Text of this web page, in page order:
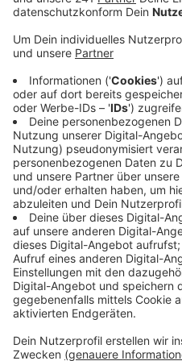
Veröffentlicht:Freitag,
Anzeige
Das gilt bis Sonntag um
die technische
Sparkasse Gummersbach-
Sparkasse der
Seit dem ersten Januar
Gummersbach
Technik entsprechend
Kunden hat sich durch die
einigen Fällen gilt ab
Filial-Schließungen oder